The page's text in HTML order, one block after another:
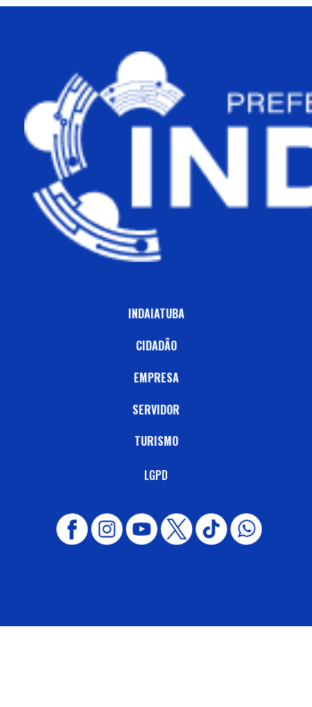
INDAIATUBA
CIDADÃO
EMPRESA
SERVIDOR
TURISMO
LGPD